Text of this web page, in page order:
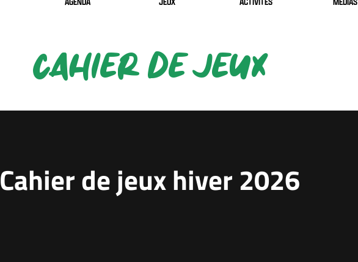
CAHIER DE JEUX
Cahier de jeux hiver 2026